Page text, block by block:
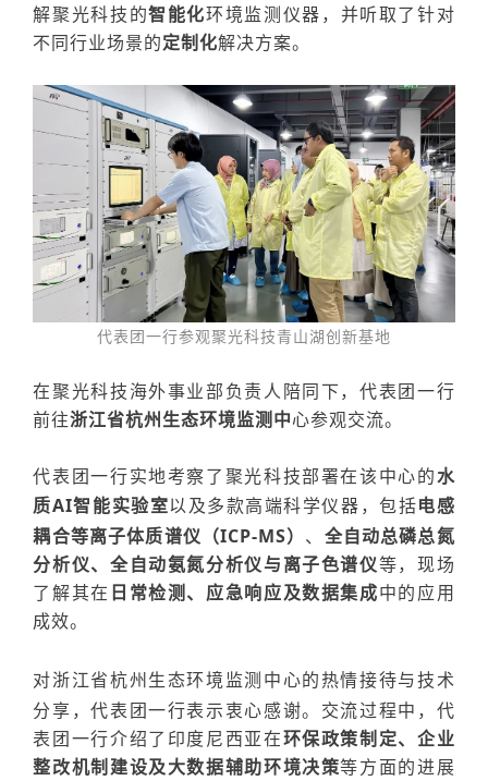
解聚光科技的智能化环境监测仪器，并听取了针对
不同行业场景的定制化解决方案。
代表团一行参观聚光科技青山湖创新基地
在聚光科技海外事业部负责人陪同下，代表团一行
前往浙江省杭州生态环境监测中心参观交流。
代表团一行实地考察了聚光科技部署在该中心的水
质AI智能实验室以及多款高端科学仪器，包括电感
耦合等离子体质谱仪（ICP-MS） 、 全自动总磷总氮
分析仪、 全自动氨氮分析仪与离子色谱仪等，现场
了解其在 日常检测、应急响应及数据集成中的应用
成效。
对浙江省杭州生态环境监测中心的热情接待与技术
分享，代表团一行表示衷心感谢。 交流过程中 ，代
表团一行介绍了 印度尼西亚在环保政策制定、企业
整改机制建设及大数据辅助环境决策等方面的进展